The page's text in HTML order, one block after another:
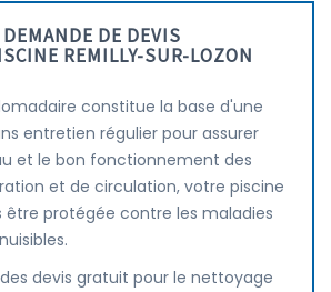
DE DEVIS
REMILLY-SUR-LOZON
constitue la base d'une
entretien régulier pour assurer
et le bon fonctionnement des
et de circulation, votre piscine
être protégée contre les maladies
devis gratuit pour le nettoyage